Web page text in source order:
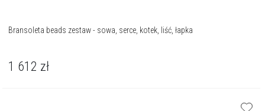
Bransoleta beads zestaw - sowa, serce, kotek, liść, łapka
1 612 zł